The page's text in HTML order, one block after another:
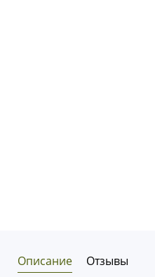
Описание Отзывы